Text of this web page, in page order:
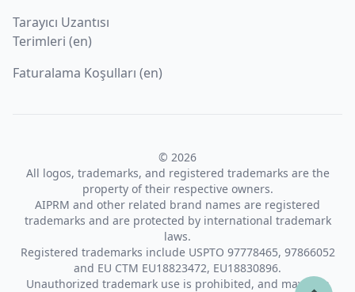
Tarayıcı Uzantısı
Terimleri (en)
Faturalama Koşulları (en)
© 2026
All logos, trademarks, and registered trademarks are the
property of their respective owners.
AIPRM and other related brand names are registered
trademarks and are protected by international trademark
laws.
Registered trademarks include USPTO 97778465, 97866052
and EU CTM EU18823472, EU18830896.
Unauthorized trademark use is prohibited, and may be a